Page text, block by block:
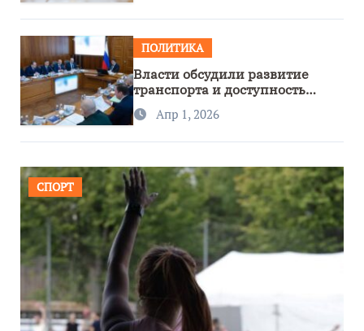
ПОЛИТИКА
Власти обсудили развитие
транспорта и доступность
региона
Апр 1, 2026
СПОРТ